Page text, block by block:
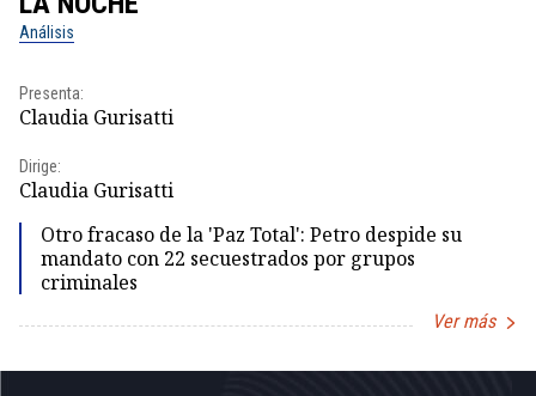
Análisis
Presenta:
Claudia Gurisatti
Dirige:
Claudia Gurisatti
Otro fracaso de la 'Paz Total': Petro despide su
mandato con 22 secuestrados por grupos
criminales
Ver más
1